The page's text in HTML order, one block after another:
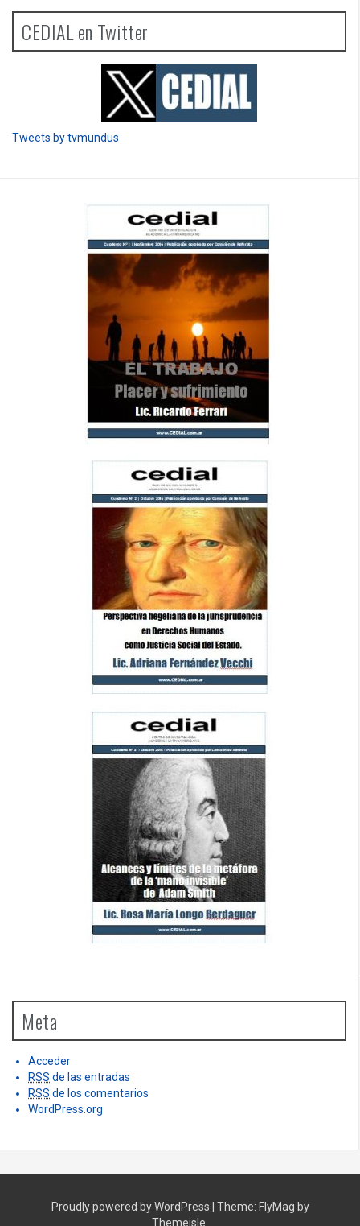
CEDIAL en Twitter
Tweets by tvmundus
Meta
Acceder
RSS de las entradas
RSS de los comentarios
WordPress.org
Proudly powered by WordPress | Theme: FlyMag by
Themeisle.